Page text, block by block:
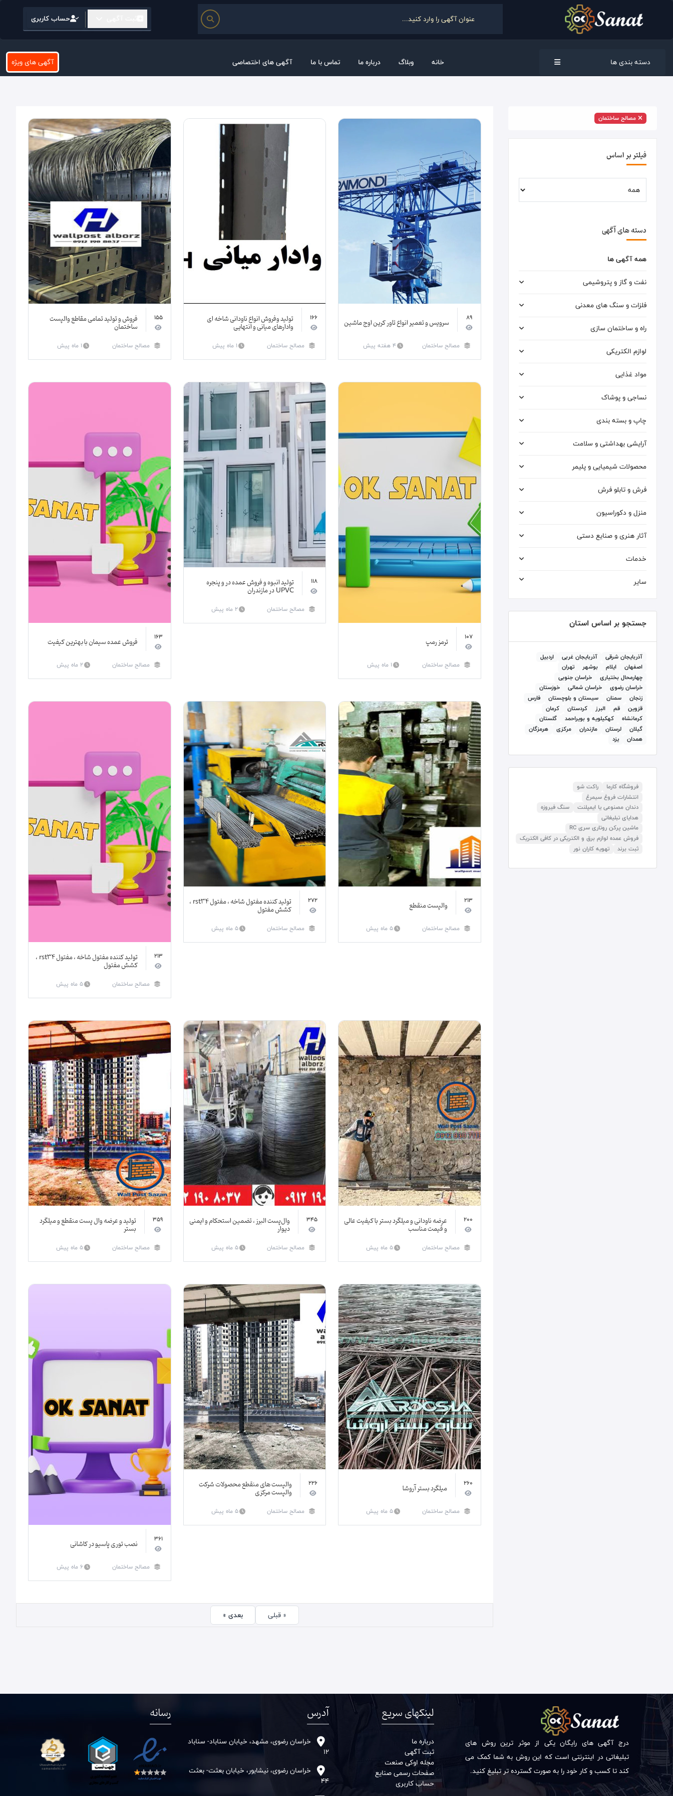
حساب کاربری
دسته بندی ها خانه وبلاگ درباره ما تماس با ما آگهی های اختصاصی آگهی های ویژه
مصالح ساختمان
فیلتر بر اساس
دسته های آگهی
همه آگهی ها
نفت و گاز و پتروشیمی
فلزات و سنگ های معدنی
راه و ساختمان سازی
لوازم الکتریکی
مواد غذایی
نساجی و پوشاک
چاپ و بسته بندی
آرایشی بهداشتی و سلامت
محصولات شیمیایی و پلیمر
فرش و تابلو فرش
منزل و دکوراسیون
آثار هنری و صنایع دستی
خدمات
سایر
جستجو بر اساس استان
آذربايجان شرقی آذربايجان غربی
اردبيل
اصفهان
ايلام بوشهر
تهران
چهارمحال بختیاری
خراسان جنوبی
خراسان رضوی
خراسان شمالی
خوزستان
زنجان
سمنان سيستان و بلوچستان
فارس
قزوين
قم البرز كردستان
کرمان
كرمانشاه
كهكيلويه و بويراحمد
گلستان
گيلان
لرستان مازندران مرکزی
هرمزگان
همدان
يزد
فروشگاه کارما
راکت شو
انتشارات فروغ سیمرغ
دندان مصنوعی یا ایمپلنت
سنگ فیروزه
هدایای تبلیغاتی
ماشین پرکن روتاری سری RC
فروش عمده لوازم برق و الکتریکی در کافی الکتریک
ثبت برند
تهویه کاران نور
89 سرویس و تعمیر انواع تاور کرین اوج ماشین
مصالح ساختمان 4 هفته پیش
166 تولید وفروش انواع ناودانی شاخه ای
وادارهای میانی و انتهایی
مصالح ساختمان 1 ماه پیش
155 فروش و تولید تمامی مقاطع والپست
ساختمان
مصالح ساختمان 1 ماه پیش
107 ترمز رمپ
مصالح ساختمان 1 ماه پیش
118 تولید انبوه و فروش عمده در و پنجره
UPVC در مازندران
مصالح ساختمان 2 ماه پیش
163 فروش عمده سیمان با بهترین کیفیت
مصالح ساختمان 2 ماه پیش
213 والپست منقطع
مصالح ساختمان 5 ماه پیش
272 تولید کننده مفتول شاخه ، مفتول rst34 ،
کشش مفتول
مصالح ساختمان 5 ماه پیش
213 تولید کننده مفتول شاخه ، مفتول rst34 ،
کشش مفتول
مصالح ساختمان 5 ماه پیش
200 عرضه ناودانی و میلگرد بستر با کیفیت عالی
و قیمت مناسب
مصالح ساختمان 5 ماه پیش
345 وال‌پست البرز ، تضمین استحکام و ایمنی
دیوار
مصالح ساختمان 5 ماه پیش
359 تولید و عرضه وال پست منقطع و میلگرد
بستر
مصالح ساختمان 5 ماه پیش
260 میلگرد بستر آروشا
مصالح ساختمان 5 ماه پیش
226 والپست های منقطع محصولات شرکت
والپست مرکزی
مصالح ساختمان 5 ماه پیش
361 نصب توری پاسیو در کاشانی
مصالح ساختمان 6 ماه پیش
« قبلی بعدی »
درج آگهی های رایگان یکی از موثر ترین روش های
تبلیغاتی در اینترنتی است که این روش به شما کمک می
کند تا کسب و کار خود را به صورت گسترده تر تبلیغ کنید.
لینکهای سریع
درباره ما
ثبت آگهی
مجله اوکی صنعت
صفحات رسمی صنایع
حساب کاربری
آدرس
خراسان رضوی، مشهد، خیابان سناباد- سناباد
12
خراسان رضوی، نیشابور، خیابان بعثت- بعثت
44
رسانه